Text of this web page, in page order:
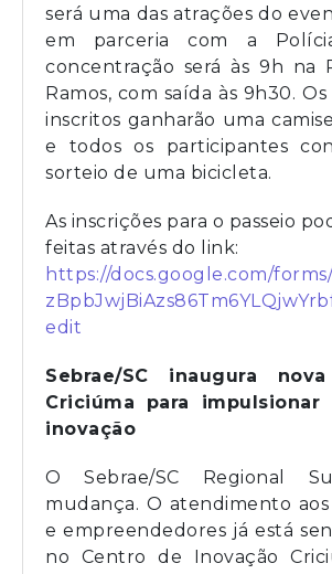
será uma das atrações do
em parceria com a
concentração será às 9h na
Ramos, com saída às 9h30.
inscritos ganharão uma
e todos os participantes
sorteio de uma bicicleta.
As inscrições para o passeio
feitas através do link:
https://docs.google.com/
edit
Sebrae/SC inaugura
Criciúma para impulsionar
inovação
O Sebrae/SC Regional
mudança. O atendimento aos
e empreendedores já está
no Centro de Inovação